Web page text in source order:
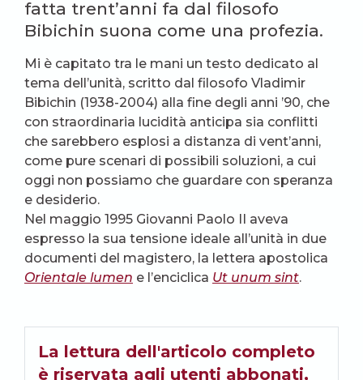
fatta trent’anni fa dal filosofo
Bibichin suona come una profezia.
Mi è capitato tra le mani un testo dedicato al
tema dell’unità, scritto dal filosofo Vladimir
Bibichin (1938-2004) alla fine degli anni ’90, che
con straordinaria lucidità anticipa sia conflitti
che sarebbero esplosi a distanza di vent’anni,
come pure scenari di possibili soluzioni, a cui
oggi non possiamo che guardare con speranza
e desiderio.
Nel maggio 1995 Giovanni Paolo II aveva
espresso la sua tensione ideale all’unità in due
documenti del magistero, la lettera apostolica
Orientale lumen e l’enciclica Ut unum sint.
La lettura dell'articolo completo
è riservata agli utenti abbonati,